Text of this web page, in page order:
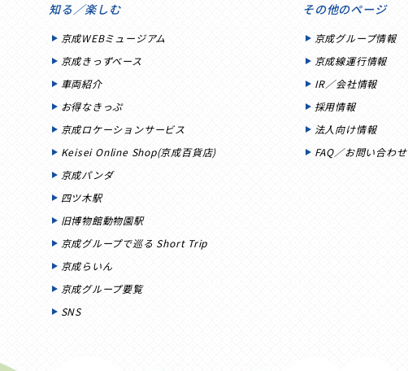
知る／楽しむ
京成WEBミュージアム
京成きっずベース
車両紹介
お得なきっぷ
京成ロケーションサービス
Keisei Online Shop(京成百貨店)
京成パンダ
四ツ木駅
旧博物館動物園駅
京成グループで巡る Short Trip
京成らいん
京成グループ要覧
SNS
その他のページ
京成グループ情報
京成線運行情報
IR／会社情報
採用情報
法人向け情報
FAQ／お問い合わせ